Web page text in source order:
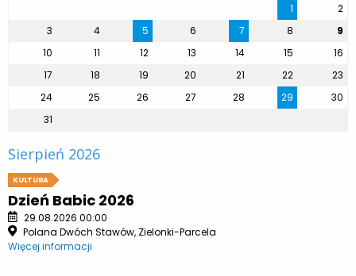
1
2
3
4 5 6 7 8
9
10
11 12 13 14 15
16
17
18 19 20 21 22
23
24
25 26 27 28 29
30
31
Sierpień 2026
KULTURA
Dzień Babic 2026
29.08.2026 00:00
Polana Dwóch Stawów, Zielonki-Parcela
Więcej informacji